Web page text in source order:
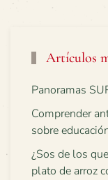
Artículos
Panoramas
Comprender
sobre
¿Sos de los
plato de arroz